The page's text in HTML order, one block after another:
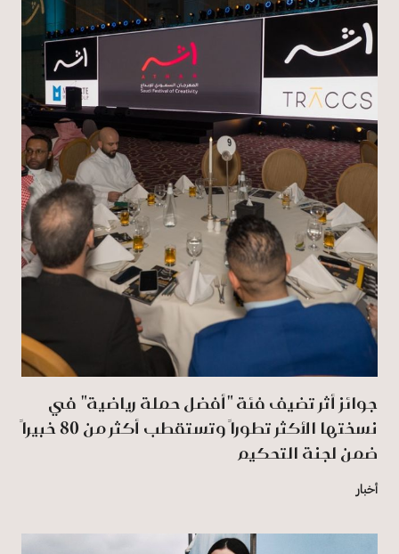
جوائز أثر تضيف فئة "أفضل حملة رياضية" في
نسختها الأكثر تطوراً وتستقطب أكثر من 80 خبيراً
ضمن لجنة التحكيم
أخبار